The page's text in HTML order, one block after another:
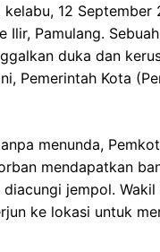
kelabu, 12
Ilir, Pamulang.
duka dan
Pemerintah Kota
menunda,
mendapatkan
jempol. Wakil
ke lokasi untuk